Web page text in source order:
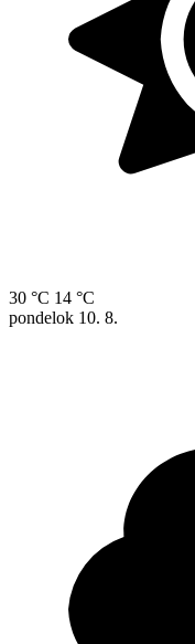
30 °C 14 °C
pondelok 10. 8.